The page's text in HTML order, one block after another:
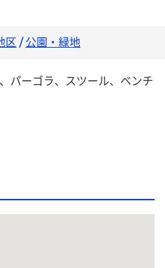
区 /公園・緑地
パーゴラ、スツール、ベンチ